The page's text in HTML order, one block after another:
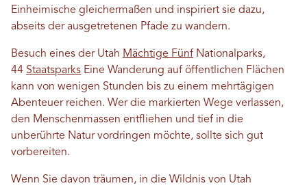
Einheimische gleichermaßen und inspiriert sie dazu,
abseits der ausgetretenen Pfade zu wandern.
Besuch eines der Utah Mächtige Fünf Nationalparks,
44 Staatsparks Eine Wanderung auf öffentlichen Flächen
kann von wenigen Stunden bis zu einem mehrtägigen
Abenteuer reichen. Wer die markierten Wege verlassen,
den Menschenmassen entfliehen und tief in die
unberührte Natur vordringen möchte, sollte sich gut
vorbereiten.
Wenn Sie davon träumen, in die Wildnis von Utah